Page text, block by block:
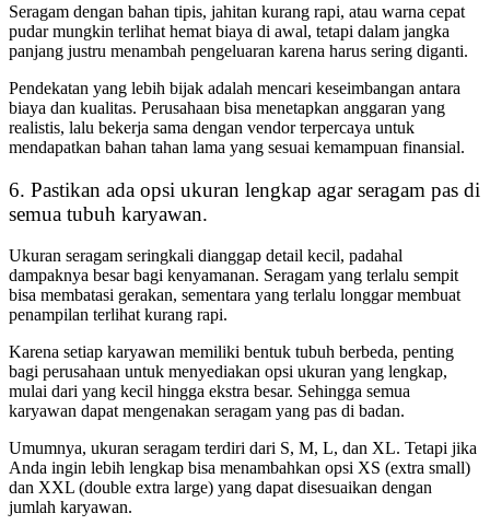
Seragam dengan bahan tipis, jahitan kurang rapi, atau warna cepat
pudar mungkin terlihat hemat biaya di awal, tetapi dalam jangka
panjang justru menambah pengeluaran karena harus sering diganti.
Pendekatan yang lebih bijak adalah mencari keseimbangan antara
biaya dan kualitas. Perusahaan bisa menetapkan anggaran yang
realistis, lalu bekerja sama dengan vendor terpercaya untuk
mendapatkan bahan tahan lama yang sesuai kemampuan finansial.
6. Pastikan ada opsi ukuran lengkap agar seragam pas di
semua tubuh karyawan.
Ukuran seragam seringkali dianggap detail kecil, padahal
dampaknya besar bagi kenyamanan. Seragam yang terlalu sempit
bisa membatasi gerakan, sementara yang terlalu longgar membuat
penampilan terlihat kurang rapi.
Karena setiap karyawan memiliki bentuk tubuh berbeda, penting
bagi perusahaan untuk menyediakan opsi ukuran yang lengkap,
mulai dari yang kecil hingga ekstra besar. Sehingga semua
karyawan dapat mengenakan seragam yang pas di badan.
Umumnya, ukuran seragam terdiri dari S, M, L, dan XL. Tetapi jika
Anda ingin lebih lengkap bisa menambahkan opsi XS (extra small)
dan XXL (double extra large) yang dapat disesuaikan dengan
jumlah karyawan.